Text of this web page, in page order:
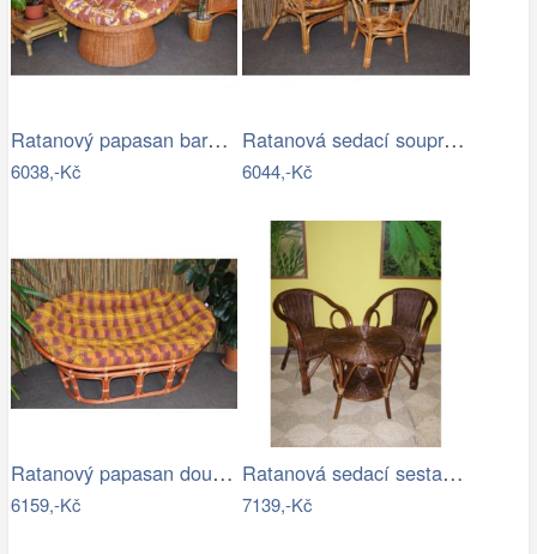
Ratanový papasan barva koňak - AX
6038,-Kč
Ratanová sedací souprava - AX
6044,-Kč
Ratanový papasan double - AX
6159,-Kč
Ratanová sedací sestava-RK
7139,-Kč